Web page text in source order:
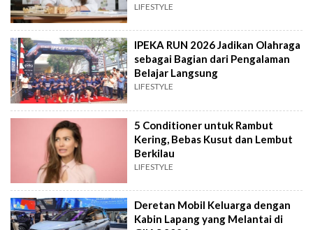
LIFESTYLE
IPEKA RUN 2026 Jadikan Olahraga
sebagai Bagian dari Pengalaman
Belajar Langsung
LIFESTYLE
5 Conditioner untuk Rambut
Kering, Bebas Kusut dan Lembut
Berkilau
LIFESTYLE
Deretan Mobil Keluarga dengan
Kabin Lapang yang Melantai di